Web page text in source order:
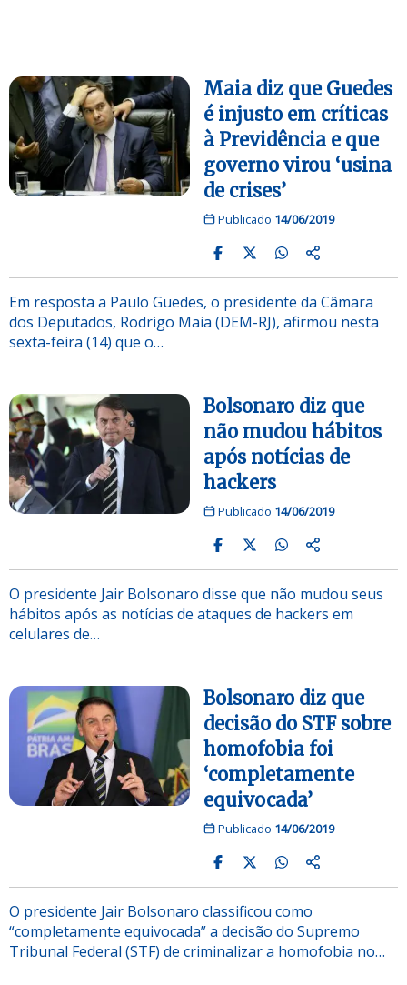
Maia diz que Guedes
é injusto em críticas
à Previdência e que
governo virou ‘usina
de crises’
Publicado 14/06/2019
Em resposta a Paulo Guedes, o presidente da Câmara
dos Deputados, Rodrigo Maia (DEM-RJ), afirmou nesta
sexta-feira (14) que o…
Bolsonaro diz que
não mudou hábitos
após notícias de
hackers
Publicado 14/06/2019
O presidente Jair Bolsonaro disse que não mudou seus
hábitos após as notícias de ataques de hackers em
celulares de…
Bolsonaro diz que
decisão do STF sobre
homofobia foi
‘completamente
equivocada’
Publicado 14/06/2019
O presidente Jair Bolsonaro classificou como
“completamente equivocada” a decisão do Supremo
Tribunal Federal (STF) de criminalizar a homofobia no…